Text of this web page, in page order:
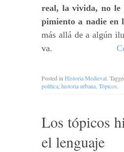
real, la vivida, no le
pimiento a nadie en
más allá de a algún
va.
Posted in Historia Medieval.
política historia urbana Tópicos.
Los tópicos
el lenguaje